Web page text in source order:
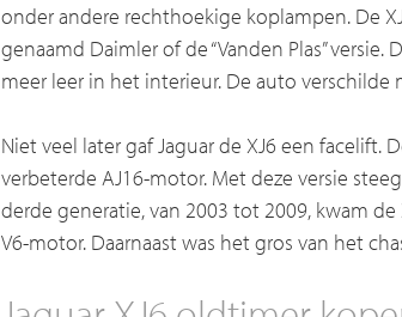
onder andere rechthoekige koplampen. De
genaamd Daimler of de “Vanden Plas”
meer leer in het interieur. De auto
Niet veel later gaf Jaguar de XJ6 een
verbeterde AJ16-motor. Met deze versie
derde generatie, van 2003 tot 2009, kwam
V6-motor. Daarnaast was het gros van het